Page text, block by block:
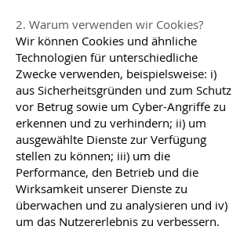
2. Warum verwenden wir Cookies?
Wir können Cookies und ähnliche
Technologien für unterschiedliche
Zwecke verwenden, beispielsweise: i)
aus Sicherheitsgründen und zum Schutz
vor Betrug sowie um Cyber-Angriffe zu
erkennen und zu verhindern; ii) um
ausgewählte Dienste zur Verfügung
stellen zu können; iii) um die
Performance, den Betrieb und die
Wirksamkeit unserer Dienste zu
überwachen und zu analysieren und iv)
um das Nutzererlebnis zu verbessern.